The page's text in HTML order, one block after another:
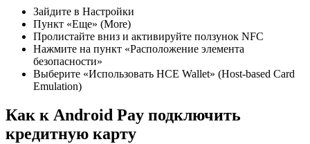
Зайдите в Настройки
Пункт «Еще» (More)
Пролистайте вниз и активируйте ползунок NFC
Нажмите на пункт «Расположение элемента
безопасности»
Выберите «Использовать HCE Wallet» (Host-based Card
Emulation)
Как к Android Pay подключить
кредитную карту